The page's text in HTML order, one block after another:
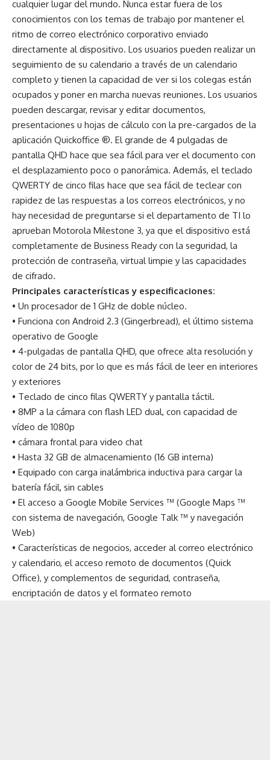
cualquier lugar del mundo. Nunca estar fuera de los
conocimientos con los temas de trabajo por mantener el
ritmo de correo electrónico corporativo enviado
directamente al dispositivo. Los usuarios pueden realizar un
seguimiento de su calendario a través de un calendario
completo y tienen la capacidad de ver si los colegas están
ocupados y poner en marcha nuevas reuniones. Los usuarios
pueden descargar, revisar y editar documentos,
presentaciones u hojas de cálculo con la pre-cargados de la
aplicación Quickoffice ®. El grande de 4 pulgadas de
pantalla QHD hace que sea fácil para ver el documento con
el desplazamiento poco o panorámica. Además, el teclado
QWERTY de cinco filas hace que sea fácil de teclear con
rapidez de las respuestas a los correos electrónicos, y no
hay necesidad de preguntarse si el departamento de TI lo
aprueban Motorola Milestone 3, ya que el dispositivo está
completamente de Business Ready con la seguridad, la
protección de contraseña, virtual limpie y las capacidades
de cifrado.
Principales características y especificaciones:
• Un procesador de 1 GHz de doble núcleo.
• Funciona con Android 2.3 (Gingerbread), el último sistema
operativo de Google
• 4-pulgadas de pantalla QHD, que ofrece alta resolución y
color de 24 bits, por lo que es más fácil de leer en interiores
y exteriores
• Teclado de cinco filas QWERTY y pantalla táctil.
• 8MP a la cámara con flash LED dual, con capacidad de
vídeo de 1080p
• cámara frontal para video chat
• Hasta 32 GB de almacenamiento (16 GB interna)
• Equipado con carga inalámbrica inductiva para cargar la
batería fácil, sin cables
• El acceso a Google Mobile Services ™ (Google Maps ™
con sistema de navegación, Google Talk ™ y navegación
Web)
• Características de negocios, acceder al correo electrónico
y calendario, el acceso remoto de documentos (Quick
Office), y complementos de seguridad, contraseña,
encriptación de datos y el formateo remoto